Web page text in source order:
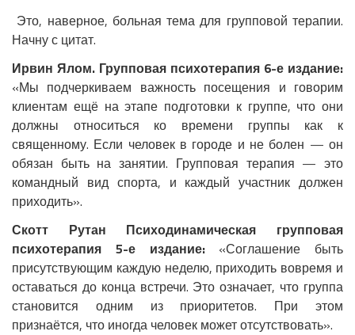
Это, наверное, больная тема для групповой терапии.
Начну с цитат.
Ирвин Ялом. Групповая психотерапия 6-е издание:
«Мы подчеркиваем важность посещения и говорим
клиентам ещё на этапе подготовки к группе, что они
должны относиться ко времени группы как к
священному. Если человек в городе и не болен — он
обязан быть на занятии. Групповая терапия — это
командный вид спорта, и каждый участник должен
приходить».
Скотт Рутан Психодинамическая групповая
психотерапия 5-е издание:«Соглашение быть
присутствующим каждую неделю, приходить вовремя и
оставаться до конца встречи. Это означает, что группа
становится одним из приоритетов. При этом
признаётся, что иногда человек может отсутствовать».